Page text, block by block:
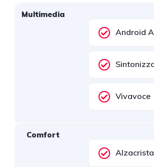
Multimedia
Android
Vivavoce
Comfort